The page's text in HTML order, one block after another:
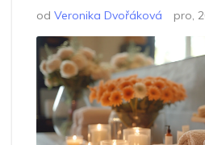
od Veronika Dvořáková pro,